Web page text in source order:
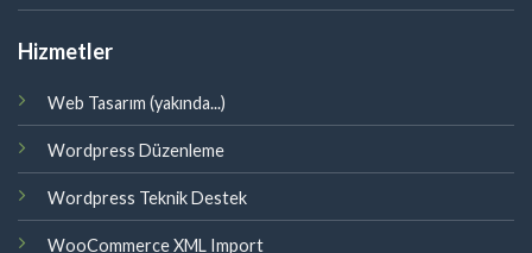
Hizmetler
Web Tasarım (yakında...)
Wordpress Düzenleme
Wordpress Teknik Destek
WooCommerce XML Import